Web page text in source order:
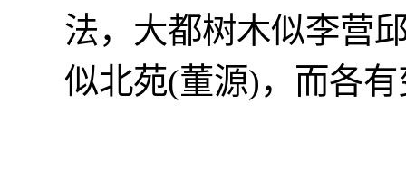
法，大都树木似李营
似北苑(董源)，而各有